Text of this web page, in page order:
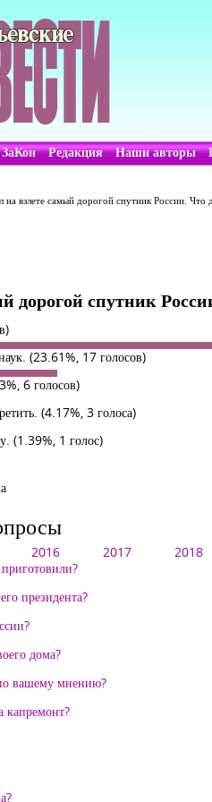
ЗаКон Редакция Наши авторы
на взлете самый дорогой спутник России. Что
дорогой спутник
(23.61%, 17 голосов)
6 голосов)
(4.17%, 3 голоса)
(1.39%, 1 голос)
2016 2017 2018
президента?
дома?
вашему мнению?
капремонт?